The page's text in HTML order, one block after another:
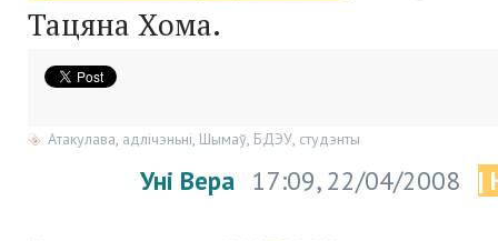
Тацяна Хома.
Атакулава адлічэньні Шымаў БДЭУ студэнты
Уні Вера 17:09, 22/04/2008 |